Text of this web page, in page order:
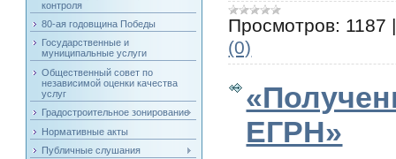
контроля
80-ая годовщина Победы
Государственные и
муниципальные услуги
Общественный совет по
независимой оценки качества
услуг
Градостроительное зонирование
Нормативные акты
Публичные слушания
Просмотров: 1187
(0)
ЕГРН»